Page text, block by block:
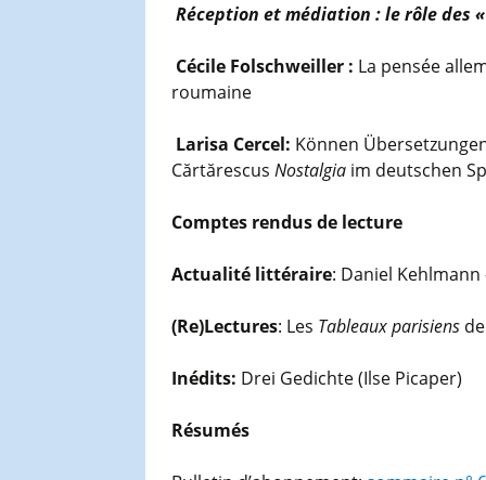
Réception et médiation : le rôle des
Cécile Folschweiller : La pensée
roumaine
Larisa Cercel: Können
Cărtărescus Nostalgiaim deutschen
Comptes rendus de lecture
Actualité littéraire: Daniel Kehlmann
(Re)Lectures: Les Tableaux parisiensde
Inédits: Drei Gedichte (Ilse Picaper)
Résumés